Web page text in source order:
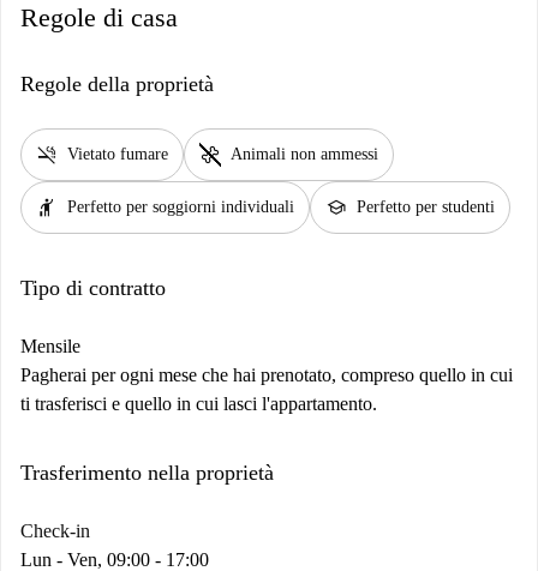
Regole di casa
Regole della proprietà
smoke_free Vietato fumare pet_supplies Animali non ammessi
hail Perfetto per soggiorni individuali school Perfetto per studenti
Tipo di contratto
Mensile
Pagherai per ogni mese che hai prenotato, compreso quello in cui
ti trasferisci e quello in cui lasci l'appartamento.
Trasferimento nella proprietà
Check-in
Lun - Ven, 09:00 - 17:00